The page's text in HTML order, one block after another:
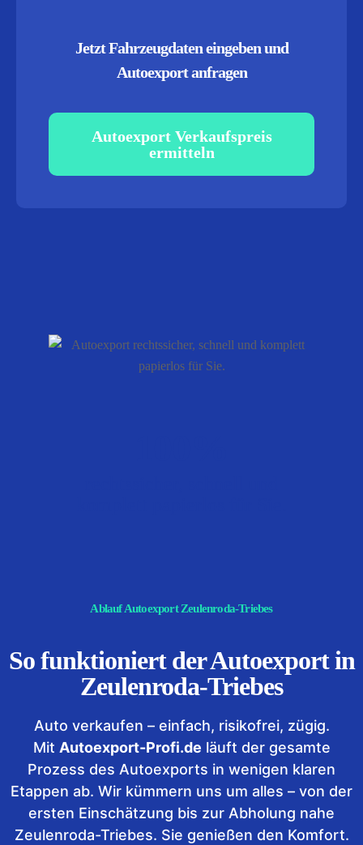
Jetzt Fahrzeugdaten eingeben und
Autoexport anfragen
Autoexport Verkaufspreis
ermitteln
Ablauf Autoexport Zeulenroda-Triebes
So funktioniert der Autoexport in
Zeulenroda-Triebes
Auto verkaufen – einfach, risikofrei, zügig.
Mit Autoexport-Profi.de läuft der gesamte
Prozess des Autoexports in wenigen klaren
Etappen ab. Wir kümmern uns um alles – von der
ersten Einschätzung bis zur Abholung nahe
Zeulenroda-Triebes. Sie genießen den Komfort.